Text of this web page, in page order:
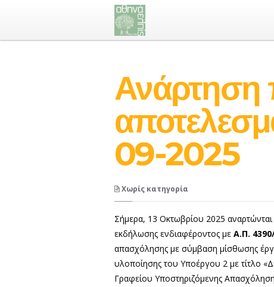
09-2025
Χωρίς κατηγορία
Σήμερα, 13 Οκτωβρίου 2025
εκδήλωσης ενδιαφέροντος με Α.Π.
απασχόλησης με σύμβαση μίσθωσης
υλοποίησης του Υποέργου 2 με τίτλο
Γραφείου Υποστηριζόμενης